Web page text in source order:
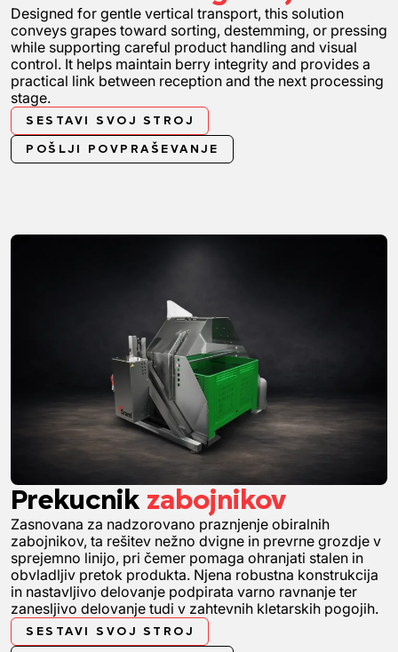
Designed for gentle vertical transport, this solution
conveys grapes toward sorting, destemming, or pressing
while supporting careful product handling and visual
control. It helps maintain berry integrity and provides a
practical link between reception and the next processing
stage.
SESTAVI SVOJ STROJ
POŠLJI POVPRAŠEVANJE
Prekucnik zabojnikov
Zasnovana za nadzorovano praznjenje obiralnih
zabojnikov, ta rešitev nežno dvigne in prevrne grozdje v
sprejemno linijo, pri čemer pomaga ohranjati stalen in
obvladljiv pretok produkta. Njena robustna konstrukcija
in nastavljivo delovanje podpirata varno ravnanje ter
zanesljivo delovanje tudi v zahtevnih kletarskih pogojih.
SESTAVI SVOJ STROJ